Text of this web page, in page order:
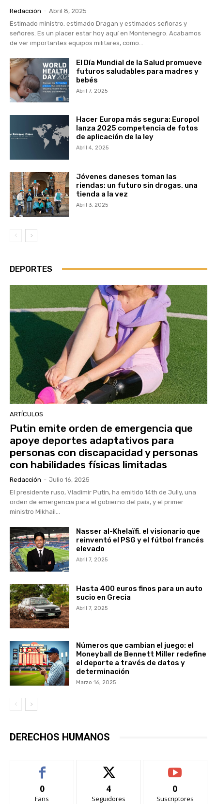
Redacción - Abril 8, 2025
Estimado ministro, estimado Dragan y estimados señoras y
señores. Es un placer estar hoy aquí en Montenegro. Acabamos
de ver importantes equipos militares, como...
El Día Mundial de la Salud promueve
futuros saludables para madres y
bebés
Abril 7, 2025
Hacer Europa más segura: Europol
lanza 2025 competencia de fotos
de aplicación de la ley
Abril 4, 2025
Jóvenes daneses toman las
riendas: un futuro sin drogas, una
tienda a la vez
Abril 3, 2025
DEPORTES
ARTÍCULOS
Putin emite orden de emergencia que
apoye deportes adaptativos para
personas con discapacidad y personas
con habilidades físicas limitadas
Redacción - Julio 16, 2025
El presidente ruso, Vladimir Putin, ha emitido 14th de Jully, una
orden de emergencia para el gobierno del país, y el primer
ministro Mikhail...
Nasser al-Khelaïfi, el visionario que
reinventó el PSG y el fútbol francés
elevado
Abril 7, 2025
Hasta 400 euros finos para un auto
sucio en Grecia
Abril 7, 2025
Números que cambian el juego: el
Moneyball de Bennett Miller redefine
el deporte a través de datos y
determinación
Marzo 16, 2025
DERECHOS HUMANOS
0
Fans
4
Seguidores
0
Suscriptores